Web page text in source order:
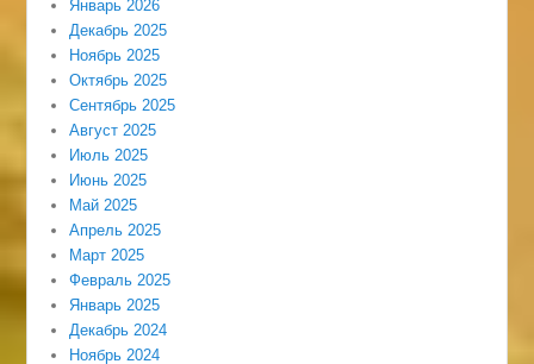
Январь 2026
Декабрь 2025
Ноябрь 2025
Октябрь 2025
Сентябрь 2025
Август 2025
Июль 2025
Июнь 2025
Май 2025
Апрель 2025
Март 2025
Февраль 2025
Январь 2025
Декабрь 2024
Ноябрь 2024